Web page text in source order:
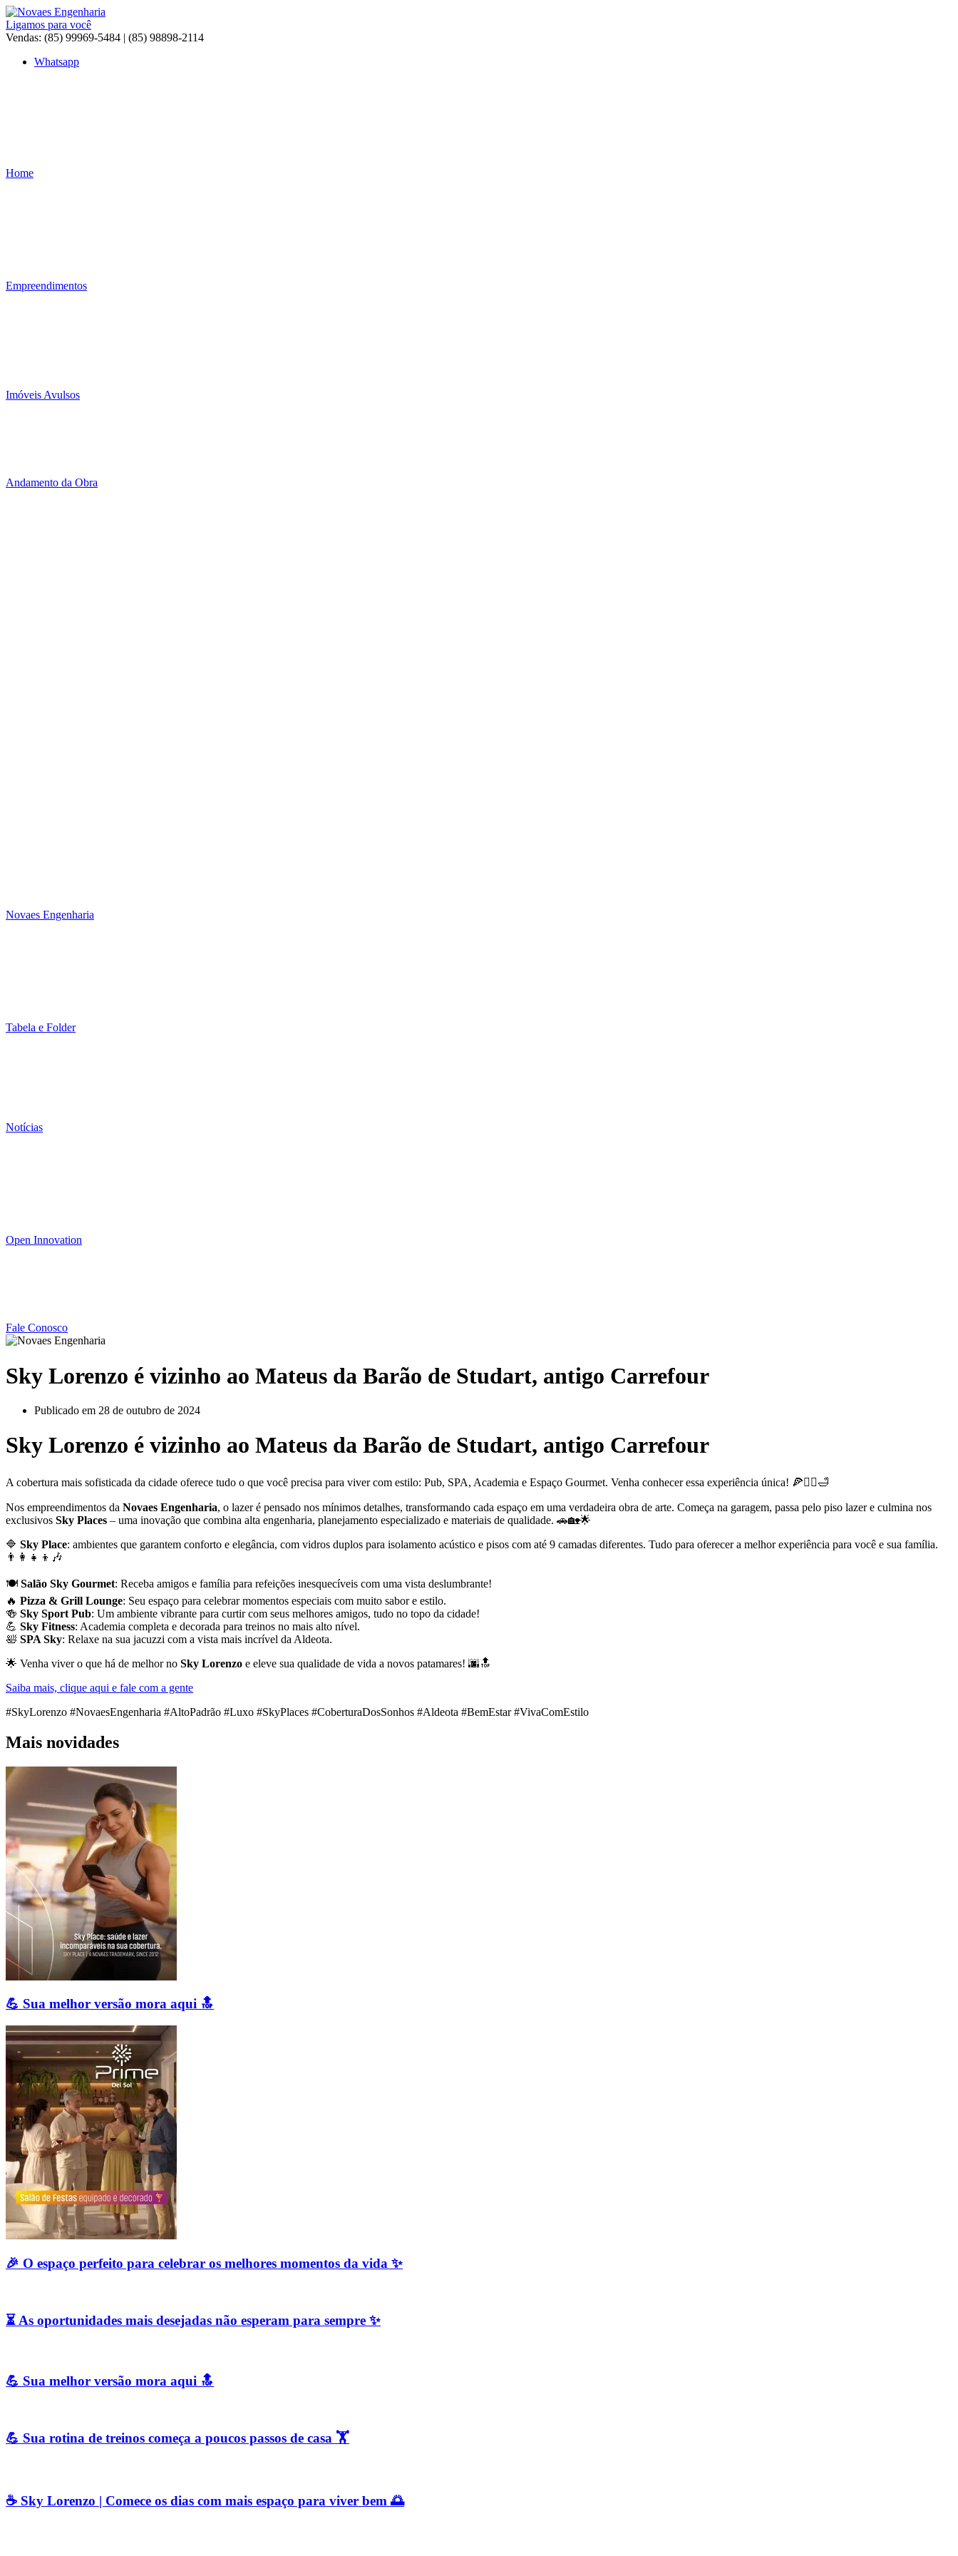
Ir
para
o
Ligamos para você
Vendas: (85) 99969-5484 | (85) 98898-2114
Whatsapp
Home
Empreendimentos
Imóveis Avulsos
Andamento da Obra
Novaes Engenharia
Tabela e Folder
Notícias
Open Innovation
Fale Conosco
Sky Lorenzo é vizinho ao Mateus da Barão de Studart, antigo Carrefour
Publicado em 28 de outubro de 2024
Sky Lorenzo é vizinho ao Mateus da Barão de Studart, antigo Carrefour
A cobertura mais sofisticada da cidade oferece tudo o que você precisa para viver com estilo: Pub, SPA, Academia e Espaço Gourmet. Venha conhecer essa experiência única! 🍕🏋️‍♂️🛁
Nos empreendimentos da Novaes Engenharia, o lazer é pensado nos mínimos detalhes, transformando cada espaço em uma verdadeira obra de arte. Começa na garagem, passa pelo piso lazer e culmina nos
exclusivos Sky Places – uma inovação que combina alta engenharia, planejamento especializado e materiais de qualidade. 🚗🏡🌟
🔷 Sky Place: ambientes que garantem conforto e elegância, com vidros duplos para isolamento acústico e pisos com até 9 camadas diferentes. Tudo para oferecer a melhor experiência para você e sua família.
👨‍👩‍👧‍👦🎶
🍽️ Salão Sky Gourmet: Receba amigos e família para refeições inesquecíveis com uma vista deslumbrante!
🔥 Pizza & Grill Lounge: Seu espaço para celebrar momentos especiais com muito sabor e estilo.
🍻 Sky Sport Pub: Um ambiente vibrante para curtir com seus melhores amigos, tudo no topo da cidade!
💪 Sky Fitness: Academia completa e decorada para treinos no mais alto nível.
🛀 SPA Sky: Relaxe na sua jacuzzi com a vista mais incrível da Aldeota.
🌟 Venha viver o que há de melhor no Sky Lorenzo e eleve sua qualidade de vida a novos patamares! 🌆🔝
Saiba mais, clique aqui e fale com a gente
#SkyLorenzo #NovaesEngenharia #AltoPadrão #Luxo #SkyPlaces #CoberturaDosSonhos #Aldeota #BemEstar #VivaComEstilo
Mais novidades
💪 Sua melhor versão mora aqui 🔝
🎉 O espaço perfeito para celebrar os melhores momentos da vida ✨
⏳ As oportunidades mais desejadas não esperam para sempre ✨
💪 Sua melhor versão mora aqui 🔝
💪 Sua rotina de treinos começa a poucos passos de casa 🏋️
☕ Sky Lorenzo | Comece os dias com mais espaço para viver bem 🌅